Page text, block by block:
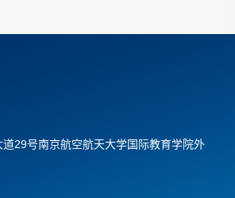
29号南京航空航天大学国际教育学院外